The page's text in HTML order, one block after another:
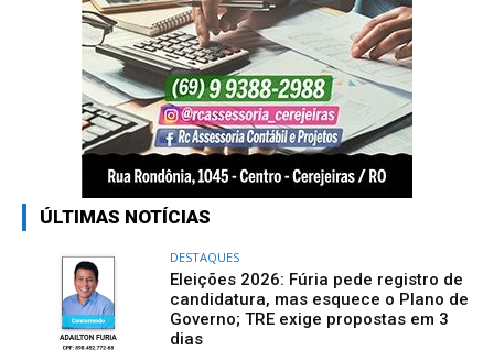
ÚLTIMAS NOTÍCIAS
DESTAQUES
Eleições 2026: Fúria pede registro de
candidatura, mas esquece o Plano de
Governo; TRE exige propostas em 3
dias